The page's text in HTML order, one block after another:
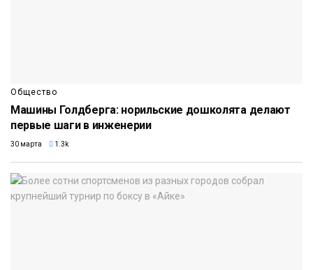
Общество
Машины Голдберга: норильские дошколята делают
первые шаги в инженерии
30 марта 1.3k